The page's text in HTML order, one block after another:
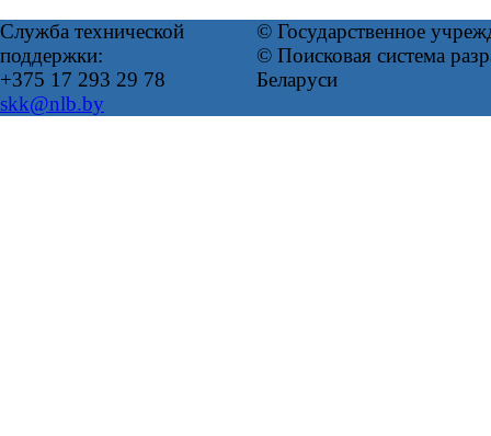
Служба технической
поддержки:
+375 17 293 29 78
skk@nlb.by
© Государственное
© Поисковая система
Беларуси